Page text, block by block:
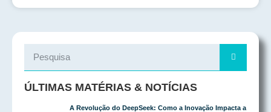
ÚLTIMAS MATÉRIAS & NOTÍCIAS
A Revolução do DeepSeek: Como a Inovação Impacta a